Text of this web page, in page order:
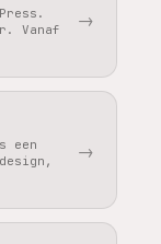
Vanaf
→
een
→